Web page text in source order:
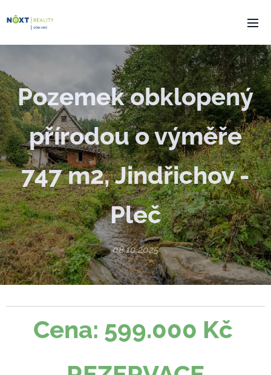
Pozemek obklopený
přírodou o výměře
747 m2, Jindřichov -
Pleč
08.10.2025
Cena: 599.000 Kč